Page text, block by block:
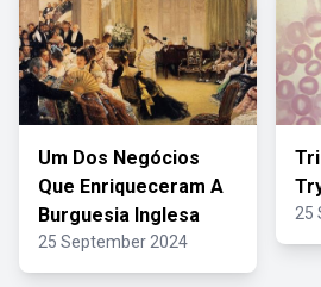
Um Dos Negócios
Que Enriqueceram A
Burguesia Inglesa
25 September 2024
25